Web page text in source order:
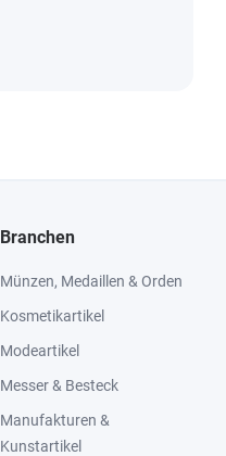
Branchen
Münzen, Medaillen & Orden
Kosmetikartikel
Modeartikel
Messer & Besteck
Manufakturen &
Kunstartikel